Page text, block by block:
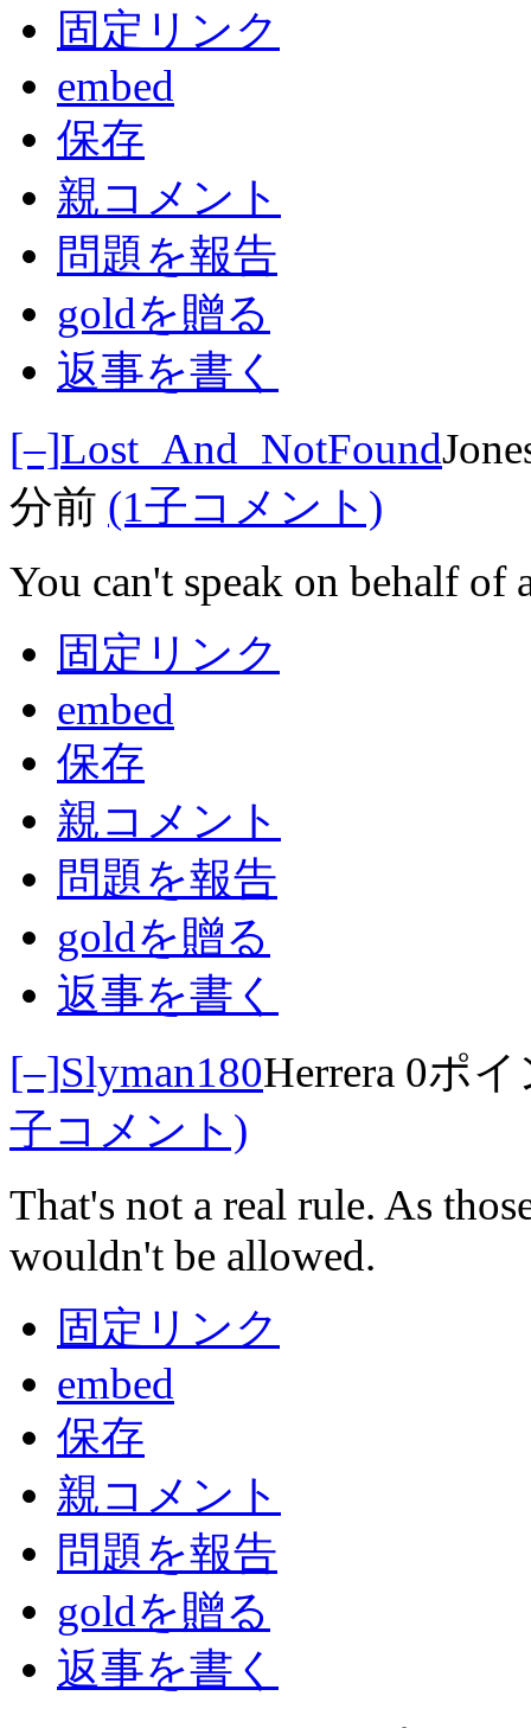
固定リンク
embed
保存
親コメント
問題を報告
goldを贈る
返事を書く
[–]Lost_And_NotFound
分前 (1子コメント)
You can't speak on behalf of
固定リンク
embed
保存
親コメント
問題を報告
goldを贈る
返事を書く
[–]Slyman180Herrera 0ポイ
子コメント)
That's not a real rule. As
wouldn't be allowed.
固定リンク
embed
保存
親コメント
問題を報告
goldを贈る
返事を書く